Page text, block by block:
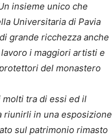
insieme unico che
Universitaria di Pavia
grande ricchezza anche
i maggiori artisti e
del monastero
molti tra di essi ed il
riunirli in una esposizione
sul patrimonio rimasto